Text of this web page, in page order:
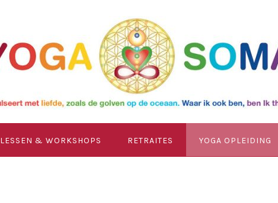
LESSEN & WORKSHOPS RETRAITES YOGA OPLEIDING